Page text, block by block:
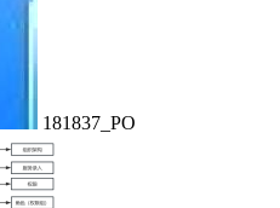
181837_PO